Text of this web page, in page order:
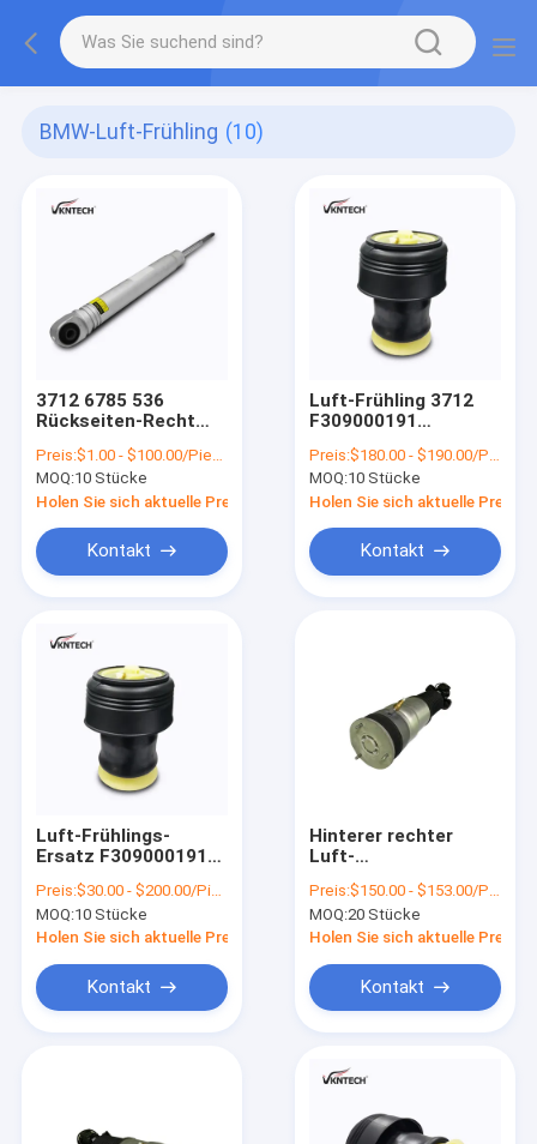
BMW-Luft-Frühling (10)
3712 6785 536
Rückseiten-Recht
Absorber BMW-Luft-
Frühling BMWs E66
Preis:$1.00 - $100.00/Pieces
MOQ:10 Stücke
Holen Sie sich aktuelle Preis
Kontakt
Luft-Frühling 3712
F309000191
6795 013 Rückseiten-
Suspendierungs-
Luftsack BMWs X5
F15
Preis:$180.00 - $190.00/Pieces
MOQ:10 Stücke
Holen Sie sich aktuelle Preis
Kontakt
Luft-Frühlings-
Ersatz F309000191
BMW RICHTET 3712
6795 013 auf
Preis:$30.00 - $200.00/Pieces
MOQ:10 Stücke
Holen Sie sich aktuelle Preis
Kontakt
Hinterer rechter
Luft-
Frühling 3712 6796
930 für LUFT BMWs
F02 Stoßdämpfer
Preis:$150.00 - $153.00/Pieces
MOQ:20 Stücke
Holen Sie sich aktuelle Preis
Kontakt